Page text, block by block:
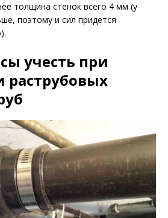
толщина стенок всего 4 мм (у
поэтому и сил придется
учесть при
раструбовых